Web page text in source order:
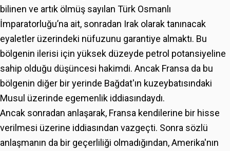
bilinen ve artık ölmüş sayılan Türk Osmanlı
İmparatorluğu’na ait, sonradan Irak olarak tanınacak
eyaletler üzerindeki nüfuzunu garantiye almaktı. Bu
bölgenin ilerisi için yüksek düzeyde petrol potansiyeline
sahip olduğu düşüncesi hakimdi. Ancak Fransa da bu
bölgenin diğer bir yerinde Bağdat'ın kuzeybatısındaki
Musul üzerinde egemenlik iddiasındaydı.
Ancak sonradan anlaşarak, Fransa kendilerine bir hisse
verilmesi üzerine iddiasından vazgeçti. Sonra sözlü
anlaşmanın da bir geçerliliği olmadığından, Amerika'nın